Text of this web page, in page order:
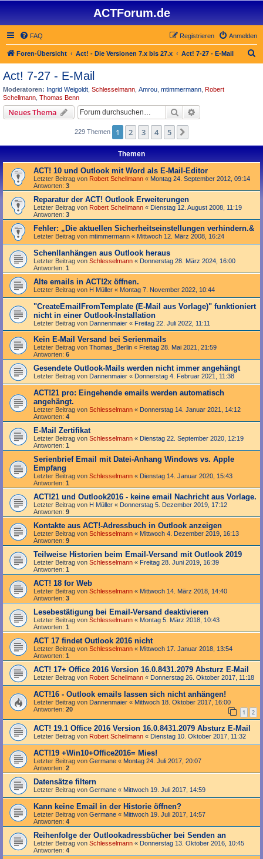
ACTForum.de
FAQ Anmelden
Registrieren
Foren-Übersicht Act! - Die Versionen 7.x bis 27.x Act! 7-27 - E-Mail
Act! 7-27 - E-Mail
Moderatoren: Ingrid Weigoldt Schlesselmann Amrou mtimmermann Robert
Schellmann Thomas Benn
Neues Thema Suche
229 Themen 1 2 3 4 5
Themen
ACT! 10 und Outlook mit Word als E-Mail-Editor
Letzter Beitrag von Robert Schellmann « Montag 24. September 2012, 09:14
Antworten: 3
Reparatur der ACT! Outlook Erweiterungen
Letzter Beitrag von Robert Schellmann « Dienstag 12. August 2008, 11:19
Antworten: 3
Fehler: „Die aktuellen Sicherheitseinstellungen verhindern.&
Letzter Beitrag von mtimmermann « Mittwoch 12. März 2008, 16:24
Schenllanhängen aus Outlook heraus
Letzter Beitrag von Schlesselmann « Donnerstag 28. März 2024, 16:00
Antworten: 1
Alte emails in ACT!2x öffnen.
Letzter Beitrag von H Müller « Montag 7. November 2022, 10:44
"Create­Email­From­Template (E-Mail aus Vorlage)" funktioniert
nicht in einer Outlook-Installation
Letzter Beitrag von Dannenmaier « Freitag 22. Juli 2022, 11:11
Kein E-Mail Versand bei Serienmails
Letzter Beitrag von Thomas_Berlin « Freitag 28. Mai 2021, 21:59
Antworten: 6
Gesendete Outlook-Mails werden nicht immer angehängt
Letzter Beitrag von Dannenmaier « Donnerstag 4. Februar 2021, 11:38
ACT!21 pro: Eingehende emails werden automatisch
angehängt.
Letzter Beitrag von Schlesselmann « Donnerstag 14. Januar 2021, 14:12
Antworten: 4
E-Mail Zertifikat
Letzter Beitrag von Schlesselmann « Dienstag 22. September 2020, 12:19
Antworten: 1
Serienbrief Email mit Datei-Anhang Windows vs. Apple
Empfang
Letzter Beitrag von Schlesselmann « Dienstag 14. Januar 2020, 15:43
Antworten: 1
ACT!21 und Outlook2016 - keine email Nachricht aus Vorlage.
Letzter Beitrag von H Müller « Donnerstag 5. Dezember 2019, 17:12
Antworten: 9
Kontakte aus ACT!-Adressbuch in Outlook anzeigen
Letzter Beitrag von Schlesselmann « Mittwoch 4. Dezember 2019, 16:13
Antworten: 9
Teilweise Historien beim Email-Versand mit Outlook 2019
Letzter Beitrag von Schlesselmann « Freitag 28. Juni 2019, 16:39
Antworten: 1
ACT! 18 for Web
Letzter Beitrag von Schlesselmann « Mittwoch 14. März 2018, 14:40
Antworten: 3
Lesebestätigung bei Email-Versand deaktivieren
Letzter Beitrag von Schlesselmann « Montag 5. März 2018, 10:43
Antworten: 1
ACT 17 findet Outlook 2016 nicht
Letzter Beitrag von Schlesselmann « Mittwoch 17. Januar 2018, 13:54
Antworten: 1
ACT! 17+ Office 2016 Version 16.0.8431.2079 Absturz E-Mail
Letzter Beitrag von Robert Schellmann « Donnerstag 26. Oktober 2017, 11:18
ACT!16 - Outlook emails lassen sich nicht anhängen!
Letzter Beitrag von Dannenmaier « Mittwoch 18. Oktober 2017, 16:00
Antworten: 20 1 2
ACT! 19.1 Office 2016 Version 16.0.8431.2079 Absturz E-Mail
Letzter Beitrag von Robert Schellmann « Dienstag 10. Oktober 2017, 11:32
ACT!19 +Win10+Office2016= Mies!
Letzter Beitrag von Germane « Montag 24. Juli 2017, 20:07
Antworten: 2
Datensätze filtern
Letzter Beitrag von Germane « Mittwoch 19. Juli 2017, 14:59
Kann keine Email in der Historie öffnen?
Letzter Beitrag von Germane « Mittwoch 19. Juli 2017, 14:57
Antworten: 4
Reihenfolge der Outlookadressbücher bei Senden an
Letzter Beitrag von Schlesselmann « Donnerstag 13. Oktober 2016, 10:45
Antworten: 4